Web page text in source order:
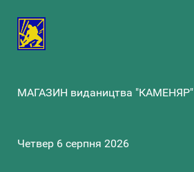
МАГАЗИН видаництва "КАМЕНЯР"
Четвер 6 серпня 2026